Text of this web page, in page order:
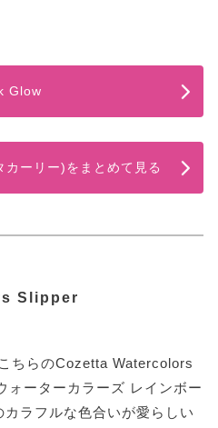
Glow
ーリー)をまとめて見る
Slipper
ちらのCozetta Watercolors
ォーターカラーズ レインボー
ラフルな色合いが愛らしい